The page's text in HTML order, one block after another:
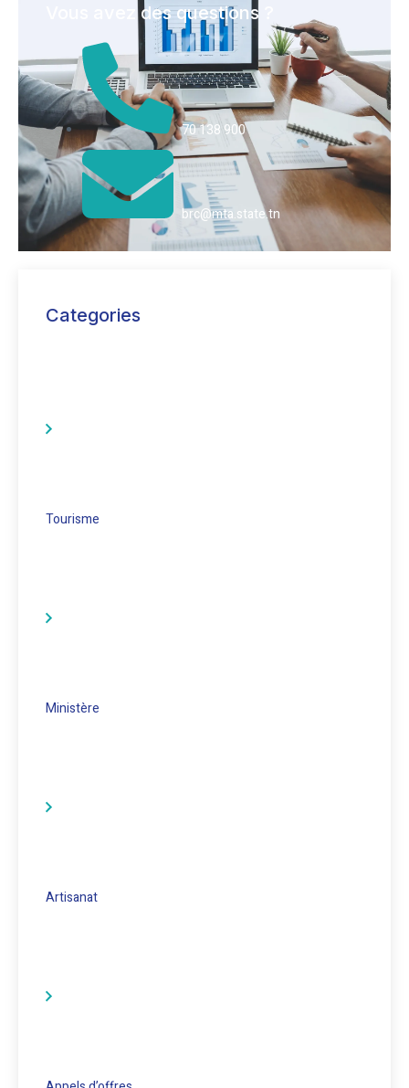
Vous avez des questions ?
70 138 900
brc@mta.state.tn
Categories
Tourisme
Ministère
Artisanat